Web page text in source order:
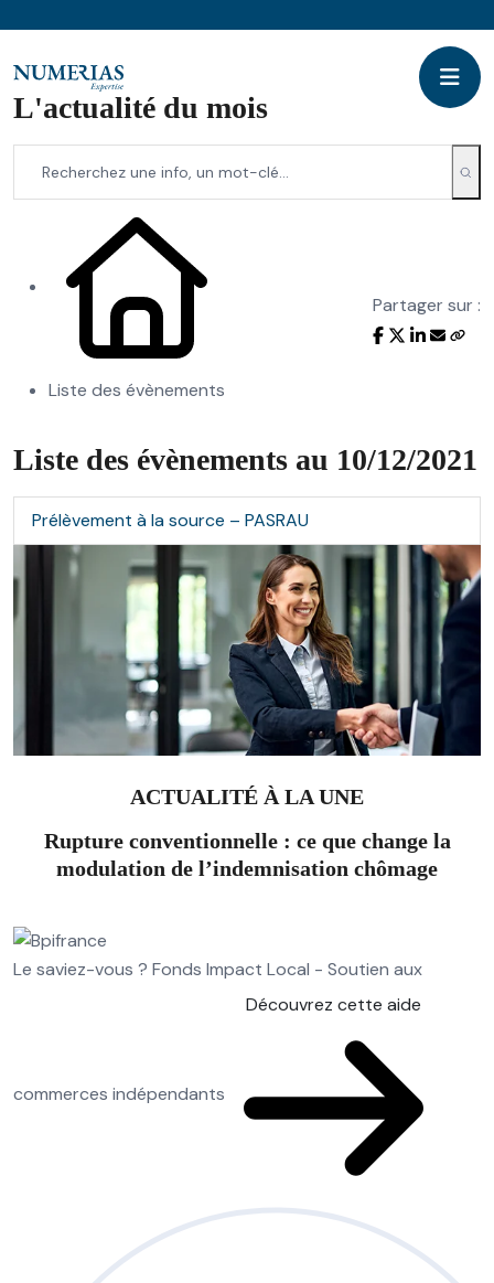
L'actualité du mois
Liste des évènements
Partager sur :
Liste des évènements au 10/12/2021
Prélèvement à la source – PASRAU
ACTUALITÉ À LA UNE
Rupture conventionnelle : ce que change la
modulation de l’indemnisation chômage
Le saviez-vous ? Fonds Impact Local - Soutien aux
commerces indépendants
Découvrez cette aide